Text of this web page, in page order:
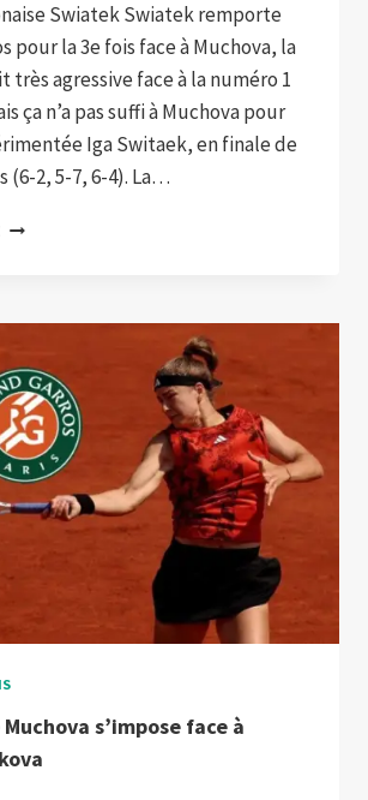
Swiatek Swiatek remporte
pour la 3e fois face à Muchova, la
très agressive face à la numéro 1
ça n’a pas suffi à Muchova pour
Iga Switaek, en finale de
(6-2, 5-7, 6-4). La…
SWIATEK
POUR
3E
FOIS
FACE
À
MUCHOVA
s’impose face à